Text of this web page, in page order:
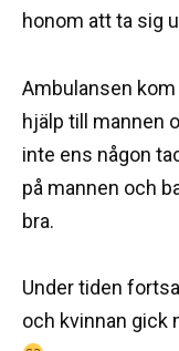
honom att ta sig
Ambulansen
hjälp till mannen
inte ens någon
på mannen och
bra.
Under tiden
och kvinnan gick